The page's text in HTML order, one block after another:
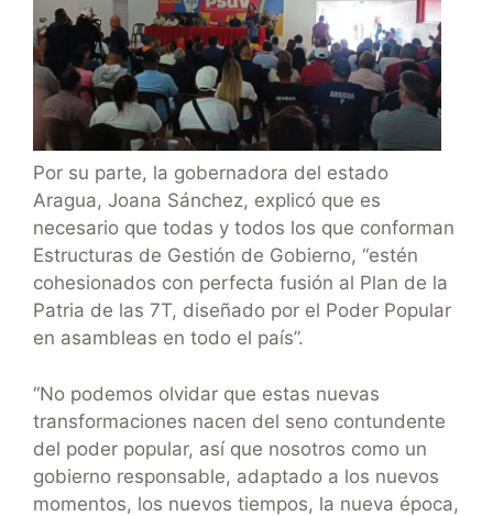
Por su parte, la gobernadora del estado
Aragua, Joana Sánchez, explicó que es
necesario que todas y todos los que conforman
Estructuras de Gestión de Gobierno, “estén
cohesionados con perfecta fusión al Plan de la
Patria de las 7T, diseñado por el Poder Popular
en asambleas en todo el país”.
“No podemos olvidar que estas nuevas
transformaciones nacen del seno contundente
del poder popular, así que nosotros como un
gobierno responsable, adaptado a los nuevos
momentos, los nuevos tiempos, la nueva época,